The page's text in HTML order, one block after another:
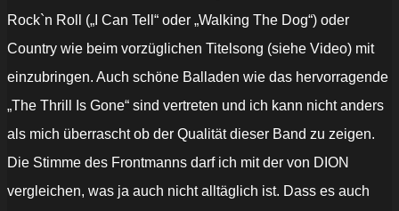
Rock`n Roll („I Can Tell“ oder „Walking The Dog“) oder
Country wie beim vorzüglichen Titelsong (siehe Video) mit
einzubringen. Auch schöne Balladen wie das hervorragende
„The Thrill Is Gone“ sind vertreten und ich kann nicht anders
als mich überrascht ob der Qualität dieser Band zu zeigen.
Die Stimme des Frontmanns darf ich mit der von DION
vergleichen, was ja auch nicht alltäglich ist. Dass es auch